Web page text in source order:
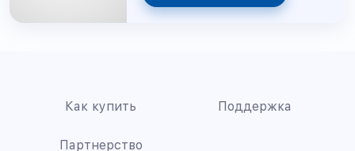
Как купить Поддержка
Партнерство